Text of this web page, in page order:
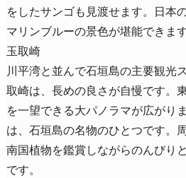
をしたサンゴも見渡せます。日本
マリンブルーの景色が堪能できます
玉取崎
川平湾と並んで石垣島の主要観光
取崎は、長めの良さが自慢です。
を一望できる大パノラマが広がり
は、石垣島の名物のひとつです。
南国植物を鑑賞しながらのんびり
です。